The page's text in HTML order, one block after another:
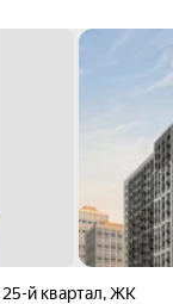
25-й квартал,ЖК